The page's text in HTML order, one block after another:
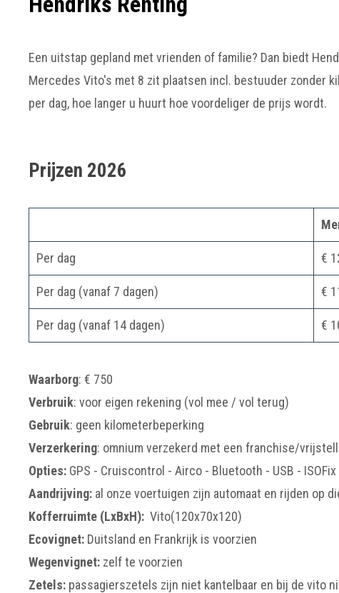
Een uitstap gepland met vrienden of familie? Dan biedt
Mercedes Vito's met 8 zit plaatsen incl. bestuuder zonder
per dag, hoe langer u huurt hoe voordeliger de prijs wordt.
Prijzen 2026
Per dag €
Per dag (vanaf 7 dagen) €
Per dag (vanaf 14 dagen) €
Waarborg: € 750
Verbruik: voor eigen rekening (vol mee / vol terug)
Gebruik: geen kilometerbeperking
Verzerkering: omnium verzekerd met een franchise/
Opties: GPS - Cruiscontrol - Airco - Bluetooth - USB - ISOFix
Aandrijving: al onze voertuigen zijn automaat en rijden op
Kofferruimte (LxBxH): Vito(120x70x120)
Ecovignet: Duitsland en Frankrijk is voorzien
Wegenvignet: zelf te voorzien
Zetels: passagierszetels zijn niet kantelbaar en bij de vito